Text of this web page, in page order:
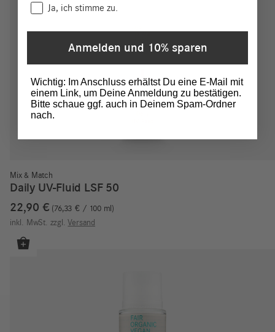
Mix & Match
Daily UV-Fluid LSF 50
22,90 € 76,33€/ 100 ml
inkl. MwSt. zzgl. Versand
ConsentJa, ich stimme zu.
Anmelden und 10% sparen
Wichtig: Im Anschluss erhältst Du eine E-Mail mit
einem Link, um Deine Anmeldung zu bestätigen.
Bitte schaue ggf. auch in Deinem Spam-Ordner
nach.